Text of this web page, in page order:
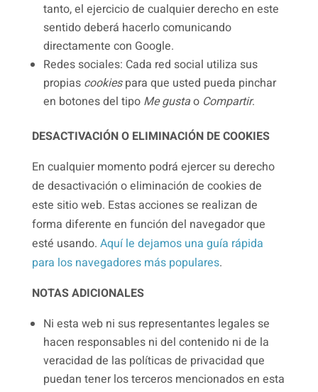
tanto, el ejercicio de cualquier derecho en este
sentido deberá hacerlo comunicando
directamente con Google.
Redes sociales: Cada red social utiliza sus
propias cookiespara que usted pueda pinchar
en botones del tipo Me gustao Compartir.
DESACTIVACIÓN O ELIMINACIÓN DE COOKIES
En cualquier momento podrá ejercer su derecho
de desactivación o eliminación de cookies de
este sitio web. Estas acciones se realizan de
forma diferente en función del navegador que
esté usando. Aquí le dejamos una guía rápida
para los navegadores más populares.
NOTAS ADICIONALES
Ni esta web ni sus representantes legales se
hacen responsables ni del contenido ni de la
veracidad de las políticas de privacidad que
puedan tener los terceros mencionados en esta